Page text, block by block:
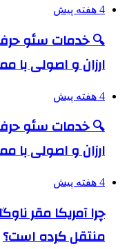
4 هفته پیش
ارزان و اصولی با
4 هفته پیش
ارزان و اصولی با
4 هفته پیش
چرا آمریکا مقر
منتقل کرده است؟